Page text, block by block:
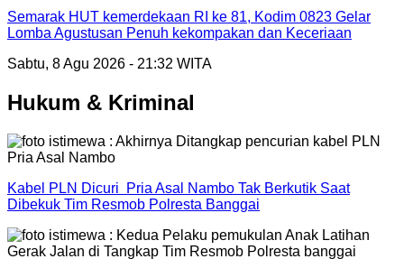
Semarak HUT kemerdekaan RI ke 81, Kodim 0823 Gelar
Lomba Agustusan Penuh kekompakan dan Keceriaan
Sabtu, 8 Agu 2026 - 21:32 WITA
Hukum & Kriminal
Kabel PLN Dicuri Pria Asal Nambo Tak Berkutik Saat
Dibekuk Tim Resmob Polresta Banggai